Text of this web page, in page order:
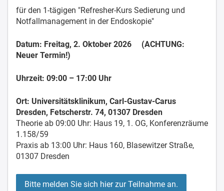
für den 1-tägigen "Refresher-Kurs Sedierung und
Notfallmanagement in der Endoskopie"
Datum: Freitag, 2. Oktober 2026 (ACHTUNG:
Neuer Termin!)
Uhrzeit: 09:00 – 17:00 Uhr
Ort: Universitätsklinikum, Carl-Gustav-Carus
Dresden, Fetscherstr. 74, 01307 Dresden
Theorie ab 09:00 Uhr: Haus 19, 1. OG, Konferenzräume
1.158/59
Praxis ab 13:00 Uhr: Haus 160, Blasewitzer Straße,
01307 Dresden
Bitte melden Sie sich hier zur Teilnahme an.